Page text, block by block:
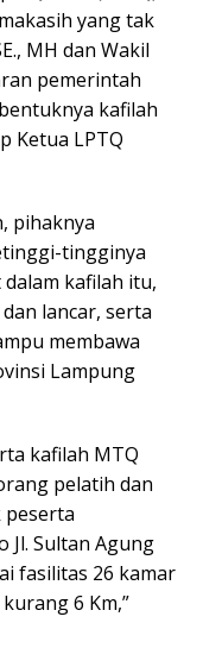
yang tak
MH dan Wakil
pemerintah
kafilah
Ketua LPTQ
pihaknya
tingginya
kafilah itu,
lancar, serta
membawa
Lampung
kafilah MTQ
pelatih dan
peserta
Jl. Sultan Agung
fasilitas 26 kamar
6 Km,”